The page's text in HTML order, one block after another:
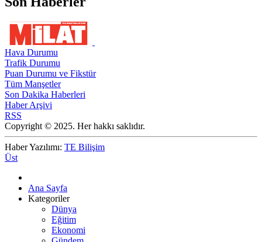
Hava Durumu
Trafik Durumu
Puan Durumu ve Fikstür
Tüm Manşetler
Son Dakika Haberleri
Haber Arşivi
RSS
Copyright © 2025. Her hakkı saklıdır.
Haber Yazılımı: TE Bilişim
Üst
Ana Sayfa
Kategoriler
Dünya
Eğitim
Ekonomi